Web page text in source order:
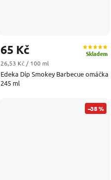
Edeka Dip Smokey Barbecue omáčka
245 ml
Skladem
65 Kč
Měrná cena:
26,53 Kč / 100 ml
–38 %